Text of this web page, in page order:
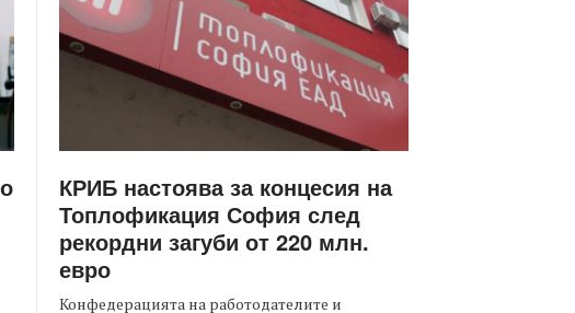
КРИБ настоява за концесия на
Топлофикация София след
рекордни загуби от 220 млн.
евро
Конфедерацията на работодателите и